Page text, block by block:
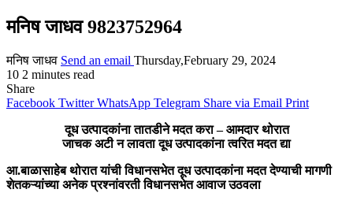
मनिष जाधव 9823752964
मनिष जाधव Send an email Thursday,February 29, 2024
10 2 minutes read
Share
Facebook Twitter WhatsApp Telegram Share via Email Print
दूध उत्पादकांना तातडीने मदत करा – आमदार थोरात
जाचक अटी न लावता दूध उत्पादकांना त्वरित मदत द्या
आ.बाळासाहेब थोरात यांची विधानसभेत दूध उत्पादकांना मदत देण्याची मागणी
शेतकऱ्यांच्या अनेक प्रश्नांवरती विधानसभेत आवाज उठवला